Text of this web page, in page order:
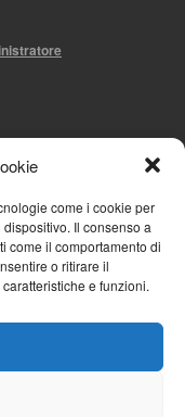
come i cookie per
Il consenso a
come il comportamento di
o ritirare il
e funzioni.